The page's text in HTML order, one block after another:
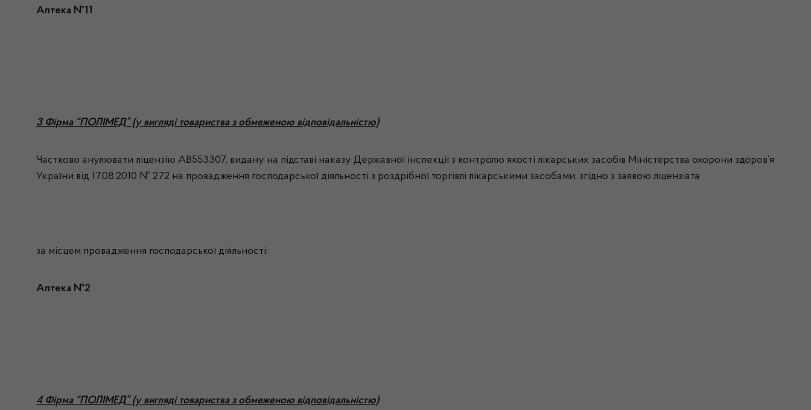
Аптека №11
3 Фірма “ПОЛІМЕД” (у вигляді товариства з обмеженою відповідальністю)
Частково анулювати ліцензію АВ553307, видану на підставі наказу Державної інспекції з контролю якості лікарських засобів Міністерства охорони здоров’я
України від 17.08.2010 № 272 на провадження господарської діяльності з роздрібної торгівлі лікарськими засобами, згідно з заявою ліцензіата
за місцем провадження господарської діяльності:
Аптека №2
4 Фірма “ПОЛІМЕД” (у вигляді товариства з обмеженою відповідальністю)